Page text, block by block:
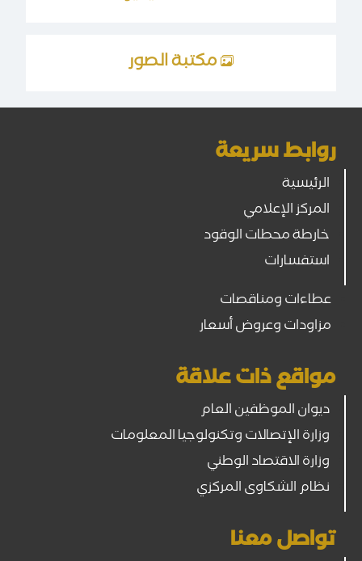
مكتبة الصور
روابط سريعة
الرئيسية
المركز الإعلامي
خارطة محطات الوقود
استفسارات
عطاءات ومناقصات
مزاودات وعروض أسعار
مواقع ذات علاقة
ديوان الموظفين العام
وزارة الإتصالات وتكنولوجيا المعلومات
وزارة الاقتصاد الوطني
نظام الشكاوى المركزي
تواصل معنا